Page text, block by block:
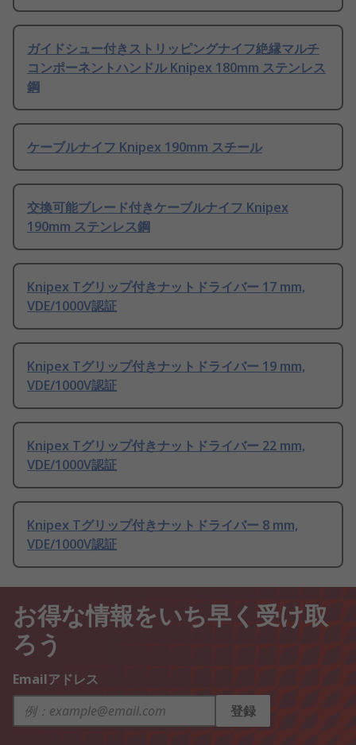
ガイドシュー付きストリッピングナイフ絶縁マルチ
コンポーネントハンドル Knipex 180mm ステンレス
鋼
ケーブルナイフ Knipex 190mm スチール
交換可能ブレード付きケーブルナイフ Knipex
190mm ステンレス鋼
Knipex Tグリップ付きナットドライバー 17 mm,
VDE/1000V認証
Knipex Tグリップ付きナットドライバー 19 mm,
VDE/1000V認証
Knipex Tグリップ付きナットドライバー 22 mm,
VDE/1000V認証
Knipex Tグリップ付きナットドライバー 8 mm,
VDE/1000V認証
お得な情報をいち早く受け取
ろう
Emailアドレス
登録